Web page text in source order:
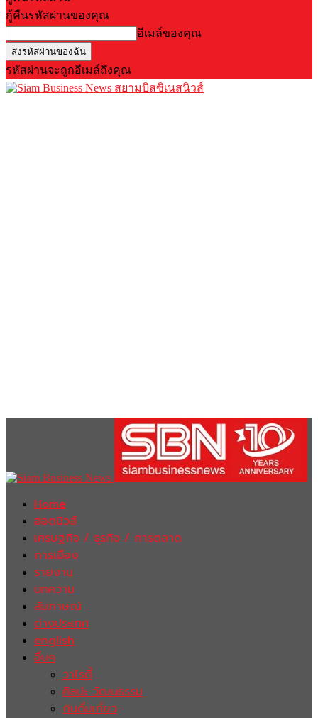
กู้คืนรหัสผ่านของคุณ
อีเมล์ของคุณ
รหัสผ่านจะถูกอีเมล์ถึงคุณ
สยามบิสซิเนสนิวส์
Home
ฮอตนิวส์
เศรษฐกิจ / ธุรกิจ / การตลาด
การเมือง
รายงาน
บทความ
สัมภาษณ์
ต่างประเทศ
english
อื่นๆ
วาไรตี้
ศิลปะ-วัฒนธรรม
กินดื่มเที่ยว